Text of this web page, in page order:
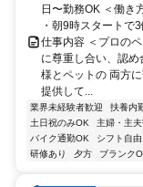
日〜勤務OK ＜働き
・朝9時スタート
仕事内容 ＜プロの
に尊重し合い、認
様とペットの 両方
提供して...
業界未経験者歓迎 扶養内
土日祝のみOK
主婦・主
バイク通勤OK
シフト自由
研修あり
夕方 ブランク